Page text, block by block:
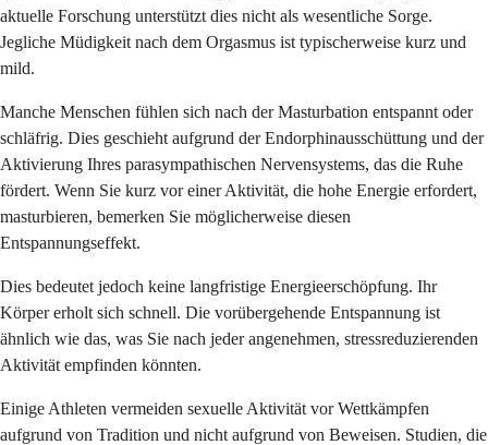
aktuelle Forschung unterstützt dies nicht als wesentliche Sorge.
Jegliche Müdigkeit nach dem Orgasmus ist typischerweise kurz und
mild.
Manche Menschen fühlen sich nach der Masturbation entspannt oder
schläfrig. Dies geschieht aufgrund der Endorphinausschüttung und der
Aktivierung Ihres parasympathischen Nervensystems, das die Ruhe
fördert. Wenn Sie kurz vor einer Aktivität, die hohe Energie erfordert,
masturbieren, bemerken Sie möglicherweise diesen
Entspannungseffekt.
Dies bedeutet jedoch keine langfristige Energieerschöpfung. Ihr
Körper erholt sich schnell. Die vorübergehende Entspannung ist
ähnlich wie das, was Sie nach jeder angenehmen, stressreduzierenden
Aktivität empfinden könnten.
Einige Athleten vermeiden sexuelle Aktivität vor Wettkämpfen
aufgrund von Tradition und nicht aufgrund von Beweisen. Studien, die